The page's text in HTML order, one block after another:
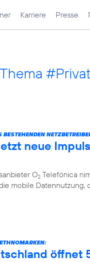
Karriere Presse
BESTEHENDEN
neue
O2 Telefónica
mobile Datennutzung,
öffnet